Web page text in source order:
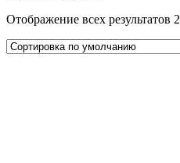
Отображение всех результатов 2